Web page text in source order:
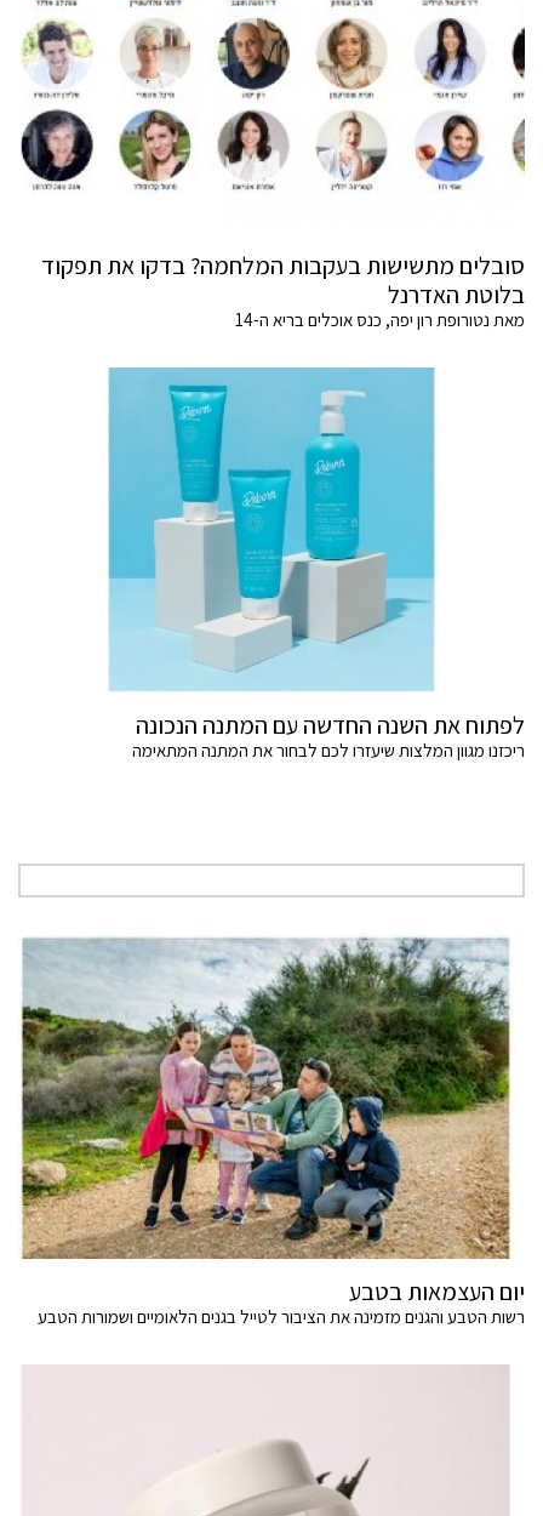
סובלים מתשישות בעקבות המלחמה? בדקו את תפקוד
בלוטת האדרנל
מאת נטורופת רון יפה, כנס אוכלים בריא ה-14
לפתוח את השנה החדשה עם המתנה הנכונה
ריכזנו מגוון המלצות שיעזרו לכם לבחור את המתנה המתאימה
יום העצמאות בטבע
רשות הטבע והגנים מזמינה את הציבור לטייל בגנים הלאומיים ושמורות הטבע